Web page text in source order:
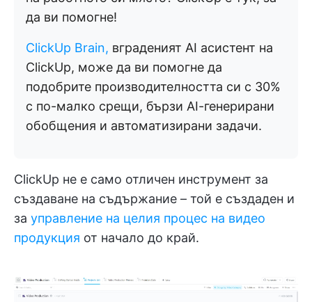
да ви помогне!
ClickUp Brain, вграденият AI асистент на
ClickUp, може да ви помогне да
подобрите производителността си с 30%
с по-малко срещи, бързи AI-генерирани
обобщения и автоматизирани задачи.
ClickUp не е само отличен инструмент за
създаване на съдържание – той е създаден и
за управление на целия процес на видео
продукция от начало до край.